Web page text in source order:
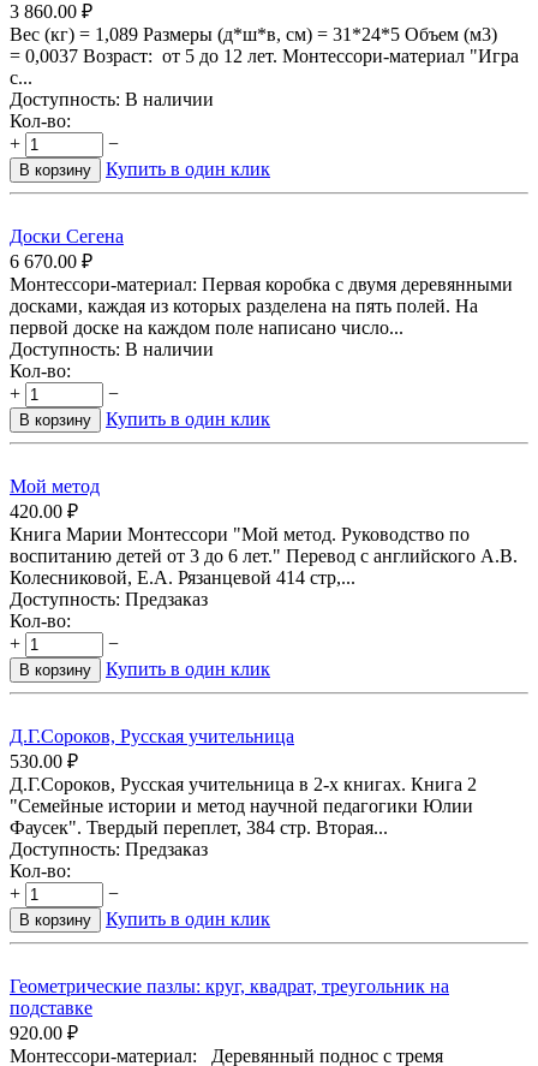
3 860.00 ₽
Вес (кг) = 1,089 Размеры (д*ш*в, см) = 31*24*5 Объем (м3)
= 0,0037 Возраст: от 5 до 12 лет. Монтессори-материал "Игра
с...
Доступность: В наличии
Кол-во:
+
−
В корзину Купить в один клик
Доски Сегена
6 670.00 ₽
Монтессори-материал: Первая коробка с двумя деревянными
досками, каждая из которых разделена на пять полей. На
первой доске на каждом поле написано число...
Доступность: В наличии
Кол-во:
+
−
В корзину Купить в один клик
Мой метод
420.00 ₽
Книга Марии Монтессори "Мой метод. Руководство по
воспитанию детей от 3 до 6 лет." Перевод с английского А.В.
Колесниковой, Е.А. Рязанцевой 414 стр,...
Доступность: Предзаказ
Кол-во:
+
−
В корзину Купить в один клик
Д.Г.Сороков, Русская учительница
530.00 ₽
Д.Г.Сороков, Русская учительница в 2-х книгах. Книга 2
"Семейные истории и метод научной педагогики Юлии
Фаусек". Твердый переплет, 384 стр. Вторая...
Доступность: Предзаказ
Кол-во:
+
−
В корзину Купить в один клик
Геометрические пазлы: круг, квадрат, треугольник на
подставке
920.00 ₽
Монтессори-материал: Деревянный поднос с тремя